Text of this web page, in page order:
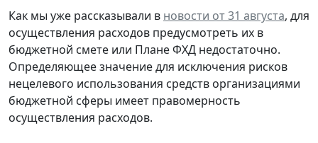
Как мы уже рассказывали в новости от 31 августа, для
осуществления расходов предусмотреть их в
бюджетной смете или Плане ФХД недостаточно.
Определяющее значение для исключения рисков
нецелевого использования средств организациями
бюджетной сферы имеет правомерность
осуществления расходов.